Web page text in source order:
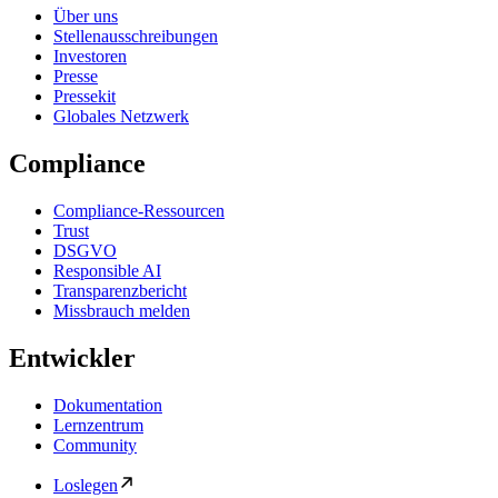
Über uns
Stellenausschreibungen
Investoren
Presse
Pressekit
Globales Netzwerk
Compliance
Compliance-Ressourcen
Trust
DSGVO
Responsible AI
Transparenzbericht
Missbrauch melden
Entwickler
Dokumentation
Lernzentrum
Community
Loslegen